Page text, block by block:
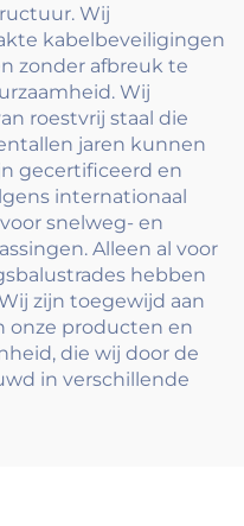
Wij
kabelbeveiligingen
zonder afbreuk te
Wij
roestvrij staal die
jaren kunnen
gecertificeerd en
internationaal
snelweg- en
Alleen al voor
hebben
zijn toegewijd aan
onze producten en
die wij door de
in verschillende